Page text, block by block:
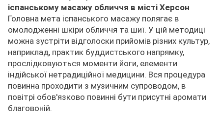
іспанському масажу обличчя в місті Херсон
Головна мета іспанського масажу полягає в
омолодженні шкіри обличчя та шиї. У цій методиці
можна зустріти відголоски прийомів різних культур,
наприклад, практик буддистського напрямку,
прослідковуються моменти йоги, елементи
індійської нетрадиційної медицини. Вся процедура
повинна проходити з музичним супроводом, в
повітрі обов'язково повинні бути присутні аромати
благовоній.